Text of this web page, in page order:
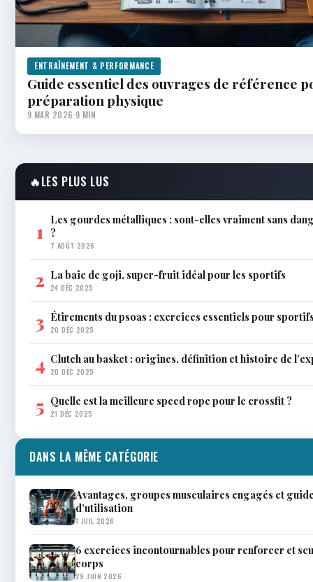
ENTRAÎNEMENT & PERFORMANCE
Guide essentiel des ouvrages de référence
préparation physique
9 MAR 2026·9 MIN
🔥LES PLUS LUS
1
Les gourdes métalliques : sont-elles vraiment sans
?
7 AOÛT 2026
2 La baie de goji, super-fruit idéal pour les sportifs
24 DÉC 2025
3 Étirements du psoas : exercices essentiels pour
20 DÉC 2025
4 Clutch au basket : origines, définition et histoire de
20 DÉC 2025
5 Quelle est la meilleure speed rope pour le crossfit ?
21 DÉC 2025
DANS LA MÊME CATÉGORIE
Avantages, groupes musculaires engagés et
d’utilisation
1 JUIL 2026
6 exercices incontournables pour renforcer et
corps
29 JUIN 2026